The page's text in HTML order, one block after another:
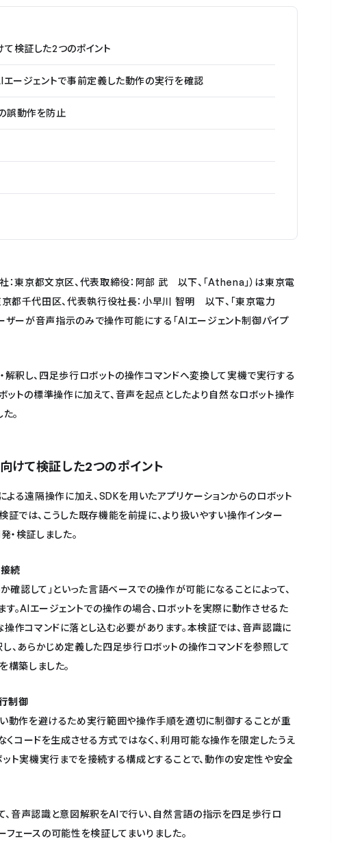
検証した2つのポイント
ージェントで事前定義した動作の実行を確認
誤動作を防止
東京都文京区、代表取締役：阿部 武 以下、「Athena」）は東京電
京都千代田区、代表執行役社長：小早川 智明 以下、「東京電力
ーザーが音声指示のみで操作可能にする「AIエージェント制御パイプ
釈し、四足歩行ロボットの操作コマンドへ変換して実機で実行する
ットの標準操作に加えて、音声を起点としたより自然なロボット操作
。
けて検証した2つのポイント
よる遠隔操作に加え、SDKを用いたアプリケーションからのロボット
では、こうした既存機能を前提に、より扱いやすい操作インター
・検証しました。
続
確認して」といった言語ベースでの操作が可能になることによって、
。AIエージェントでの操作の場合、ロボットを実際に動作させるた
作コマンドに落とし込む必要があります。本検証では、音声認識に
、あらかじめ定義した四足歩行ロボットの操作コマンドを参照して
構築しました。
制御
い動作を避けるため実行範囲や操作手順を適切に制御することが重
くコードを生成させる方式ではなく、利用可能な操作を限定したうえ
ト実機実行までを接続する構成とすることで、動作の安定性や安全
、音声認識と意図解釈をAIで行い、自然言語の指示を四足歩行ロ
ェースの可能性を検証してまいりました。